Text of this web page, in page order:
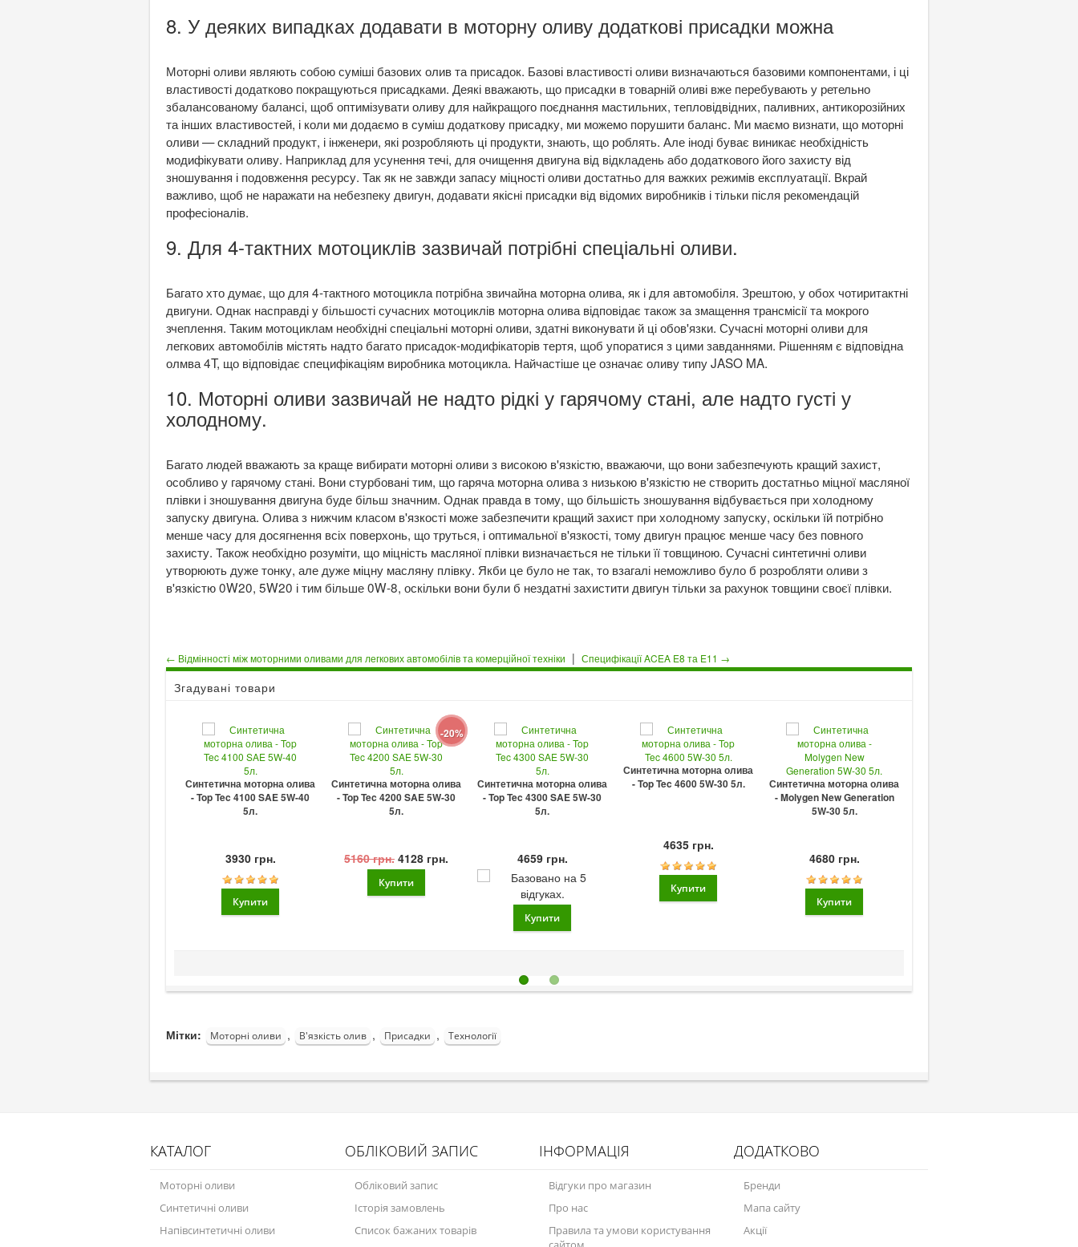
8. У деяких випадках додавати в моторну оливу додаткові присадки можна
Моторні оливи являють собою суміші базових олив та присадок. Базові властивості оливи визначаються базовими компонентами, і ці
властивості додатково покращуються присадками. Деякі вважають, що присадки в товарній оливі вже перебувають у ретельно
збалансованому балансі, щоб оптимізувати оливу для найкращого поєднання мастильних, тепловідвідних, паливних, антикорозійних
та інших властивостей, і коли ми додаємо в суміш додаткову присадку, ми можемо порушити баланс. Ми маємо визнати, що моторні
оливи — складний продукт, і інженери, які розробляють ці продукти, знають, що роблять. Але іноді буває виникає необхідність
модифікувати оливу. Наприклад для усунення течі, для очищення двигуна від відкладень або додаткового його захисту від
зношування і подовження ресурсу. Так як не завжди запасу міцності оливи достатньо для важких режимів експлуатації. Вкрай
важливо, щоб не наражати на небезпеку двигун, додавати якісні присадки від відомих виробників і тільки після рекомендацій
професіоналів.
9. Для 4-тактних мотоциклів зазвичай потрібні спеціальні оливи.
Багато хто думає, що для 4-тактного мотоцикла потрібна звичайна моторна олива, як і для автомобіля. Зрештою, у обох чотиритактні
двигуни. Однак насправді у більшості сучасних мотоциклів моторна олива відповідає також за змащення трансмісії та мокрого
зчеплення. Таким мотоциклам необхідні спеціальні моторні оливи, здатні виконувати й ці обов'язки. Сучасні моторні оливи для
легкових автомобілів містять надто багато присадок-модифікаторів тертя, щоб упоратися з цими завданнями. Рішенням є відповідна
олмва 4T, що відповідає специфікаціям виробника мотоцикла. Найчастіше це означає оливу типу JASO MA.
10. Моторні оливи зазвичай не надто рідкі у гарячому стані, але надто густі у
холодному.
Багато людей вважають за краще вибирати моторні оливи з високою в'язкістю, вважаючи, що вони забезпечують кращий захист,
особливо у гарячому стані. Вони стурбовані тим, що гаряча моторна олива з низькою в'язкістю не створить достатньо міцної масляної
плівки і зношування двигуна буде більш значним. Однак правда в тому, що більшість зношування відбувається при холодному
запуску двигуна. Олива з нижчим класом в'язкості може забезпечити кращий захист при холодному запуску, оскільки їй потрібно
менше часу для досягнення всіх поверхонь, що труться, і оптимальної в'язкості, тому двигун працює менше часу без повного
захисту. Також необхідно розуміти, що міцність масляної плівки визначається не тільки її товщиною. Сучасні синтетичні оливи
утворюють дуже тонку, але дуже міцну масляну плівку. Якби це було не так, то взагалі неможливо було б розробляти оливи з
в'язкістю 0W20, 5W20 і тим більше 0W-8, оскільки вони були б нездатні захистити двигун тільки за рахунок товщини своєї плівки.
← Відмінності між моторними оливами для легкових автомобілів та комерційної техніки | Специфікації ACEA E8 та E11 →
Згадувані товари
Синтетична моторна олива
- Top Tec 4100 SAE 5W-40
5л.
3930 грн.
-20%
Синтетична моторна олива
- Top Tec 4200 SAE 5W-30
5л.
5160 грн. 4128 грн.
Синтетична моторна олива
- Top Tec 4300 SAE 5W-30
5л.
4659 грн.
Синтетична моторна олива
- Top Tec 4600 5W-30 5л.
4635 грн.
Синтетична моторна олива
- Molygen New Generation
5W-30 5л.
4680 грн.
Мітки: Моторні оливи , В'язкість олив , Присадки , Технології
КАТАЛОГ
Моторні оливи
Синтетичні оливи
Напівсинтетичні оливи
ОБЛІКОВИЙ ЗАПИС
Обліковий запис
Історія замовлень
Список бажаних товарів
ІНФОРМАЦІЯ
Відгуки про магазин
Про нас
Правила та умови користування
ДОДАТКОВО
Бренди
Мапа сайту
Акції